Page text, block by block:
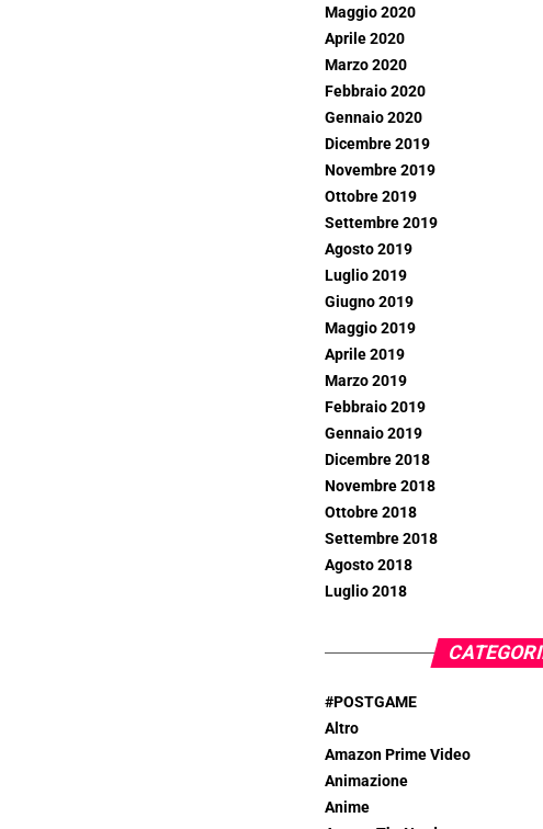
Maggio 2020
Aprile 2020
Marzo 2020
Febbraio 2020
Gennaio 2020
Dicembre 2019
Novembre 2019
Ottobre 2019
Settembre 2019
Agosto 2019
Luglio 2019
Giugno 2019
Maggio 2019
Aprile 2019
Marzo 2019
Febbraio 2019
Gennaio 2019
Dicembre 2018
Novembre 2018
Ottobre 2018
Settembre 2018
Agosto 2018
Luglio 2018
#POSTGAME
Altro
Amazon Prime Video
Animazione
Anime